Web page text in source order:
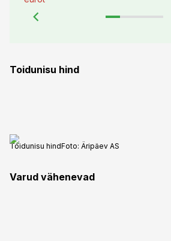
Toidunisu hind
Toidunisu hindFoto: Äripäev AS
Varud vähenevad